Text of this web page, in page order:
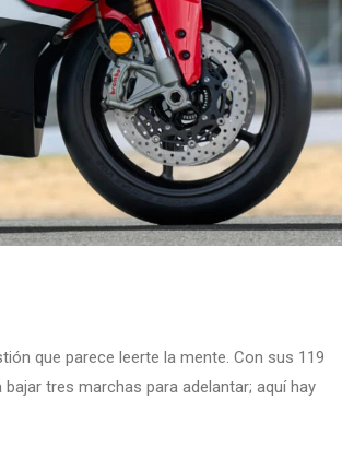
que parece leerte la mente. Con sus 119
tres marchas para adelantar; aquí hay